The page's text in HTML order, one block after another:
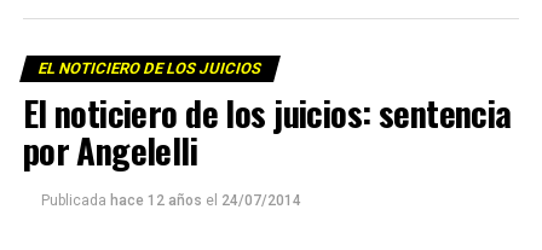
EL NOTICIERO DE LOS JUICIOS
El noticiero de los juicios: sentencia
por Angelelli
Publicada hace 12 años el 24/07/2014